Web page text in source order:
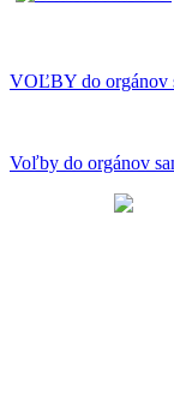
VOĽBY do orgánov
Voľby do orgánov